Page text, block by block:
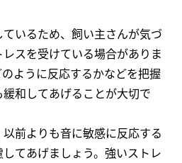
いるため、飼い主さんが気づ
スを受けている場合がありま
ように反応するかなどを把握
和してあげることが大切で
前よりも音に敏感に反応する
てあげましょう。強いストレ